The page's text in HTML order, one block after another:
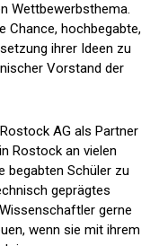
Wettbewerbsthema.
Chance, hochbegabte,
ihrer Ideen zu
Vorstand der
AG als Partner
Rostock an vielen
begabten Schüler zu
geprägtes
gerne
wenn sie mit ihrem